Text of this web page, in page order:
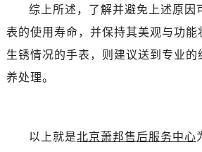
综上所述，了解并避免上述原因
表的使用寿命，并保持其美观与功能
生锈情况的手表，则建议送到专业的
养处理。
以上就是北京萧邦售后服务中心